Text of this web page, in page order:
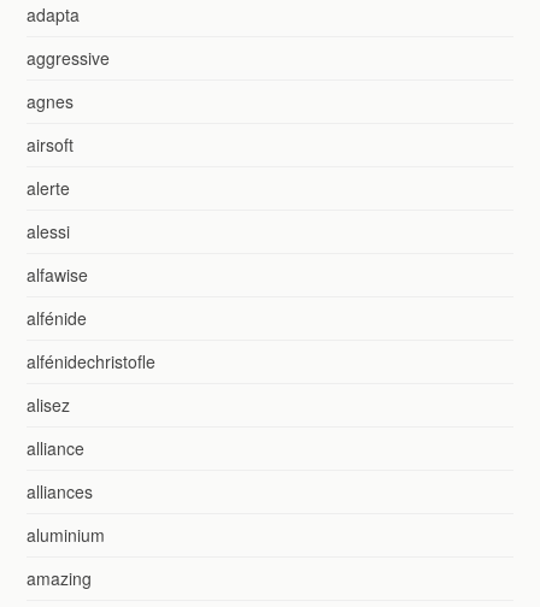
adapta
aggressive
agnes
airsoft
alerte
alessi
alfawise
alfénide
alfénidechristofle
alisez
alliance
alliances
aluminium
amazing